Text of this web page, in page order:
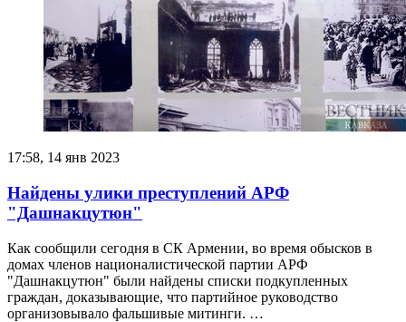
17:58, 14 янв 2023
Найдены улики преступлений АРФ
"Дашнакцутюн"
Как сообщили сегодня в СК Армении, во время обысков в
домах членов националистической партии АРФ
"Дашнакцутюн" были найдены списки подкупленных
граждан, доказывающие, что партийное руководство
организовывало фальшивые митинги. …